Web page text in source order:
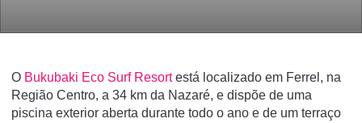
O Bukubaki Eco Surf Resortestá localizado em Ferrel, na
Região Centro, a 34 km da Nazaré, e dispõe de uma
piscina exterior aberta durante todo o ano e de um terraço